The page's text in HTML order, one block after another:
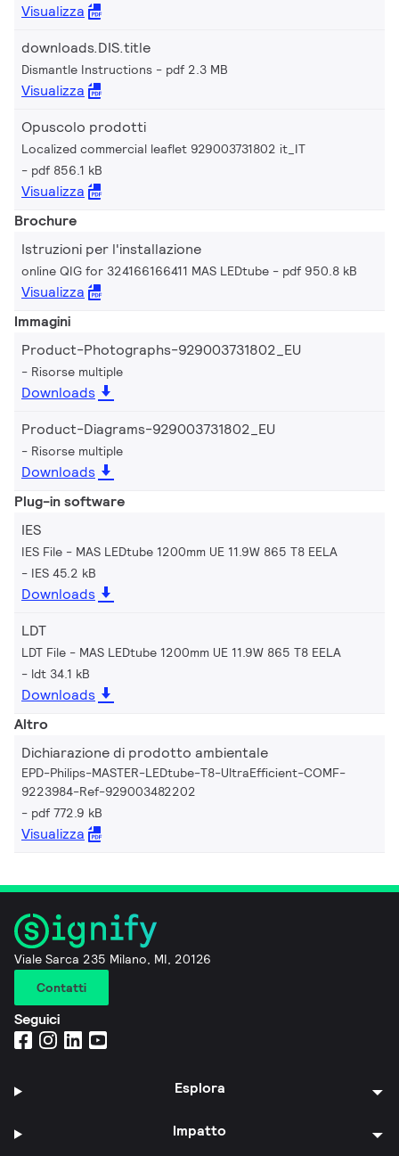
Visualizza
downloads.DIS.title
Dismantle Instructions pdf 2.3 MB
Visualizza
Opuscolo prodotti
Localized commercial leaflet 929003731802 it_IT
pdf 856.1 kB
Visualizza
Brochure
Istruzioni per l'installazione
online QIG for 324166166411 MAS LEDtube pdf 950.8 kB
Visualizza
Immagini
Product-Photographs-929003731802_EU
Risorse multiple
Downloads
Product-Diagrams-929003731802_EU
Risorse multiple
Downloads
Plug-in software
IES
IES File - MAS LEDtube 1200mm UE 11.9W 865 T8 EELA
IES 45.2 kB
Downloads
LDT
LDT File - MAS LEDtube 1200mm UE 11.9W 865 T8 EELA
ldt 34.1 kB
Downloads
Altro
Dichiarazione di prodotto ambientale
EPD-Philips-MASTER-LEDtube-T8-UltraEfficient-COMF-
9223984-Ref-929003482202
pdf 772.9 kB
Visualizza
Viale Sarca 235 Milano, MI, 20126
Contatti
Seguici
Esplora
Impatto